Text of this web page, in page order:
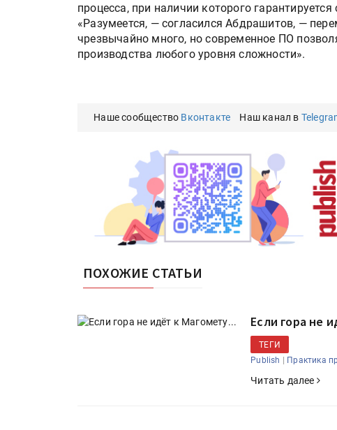
процесса, при наличии которого
«Разумеется, — согласился Абдрашитов, —
чрезвычайно много, но современное ПО
производства любого уровня сложности».
Наше сообщество Вконтакте Наш канал в
ПОХОЖИЕ СТАТЬИ
Если гора не
ТЕГИ
Publish | Практика
Читать далее